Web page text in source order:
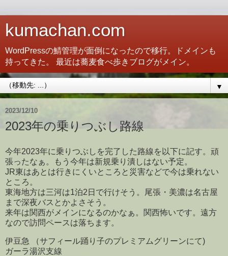
kumachan.com
WordPressの鯖管理が面倒になったので移行。ドメインも
持ってきた。 最近は蕎麦食べ歩きブログがメイン。
▼
2023/12/10
2023年の乗りつぶし路線
今年2023年に乗りつぶしを完了した路線を以下に記す。頑
張ったなぁ。もう今年は新規乗り潰しはない予定。
JR東はあとは行きにくいところと災害などで今は乗れない
ところ。
東海地方は三河は1泊2日で行けそう。尾張・美濃は名古屋
まで深夜バスとかよさそう。
来年は関西がメインになるのかなぁ。関西怖いです。遠方
なので訪問ペースは落ちます。
伊豆急 （サフィール踊り子のプレミアムグリーンにて)
ガーラ湯沢支線